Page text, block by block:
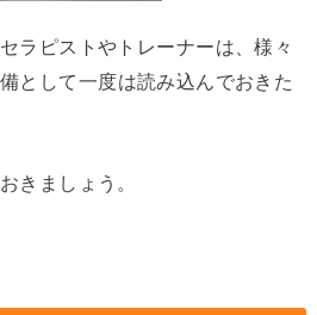
ラピストやトレーナーは、様々
として一度は読み込んでおきた
きましょう。